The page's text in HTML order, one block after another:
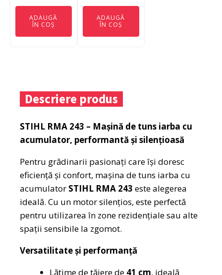
ADAUGĂ
ÎN COȘ
ADAUGĂ
ÎN COȘ
Descriere produs
STIHL RMA 243 – Mașină de tuns iarba cu
acumulator, performantă și silențioasă
Pentru grădinarii pasionați care își doresc
eficiență și confort, mașina de tuns iarba cu
acumulator STIHL RMA 243 este alegerea
ideală. Cu un motor silențios, este perfectă
pentru utilizarea în zone rezidențiale sau alte
spații sensibile la zgomot.
Versatilitate și performanță
Lățime de tăiere de 41 cm, ideală